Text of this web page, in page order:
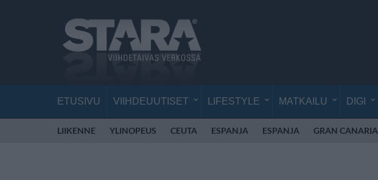
ETUSIVU VIIHDEUUTISET LIFESTYLE MATKAILU DIGI
LIIKENNE YLINOPEUS CEUTA ESPANJA ESPANJA GRAN CANARIA